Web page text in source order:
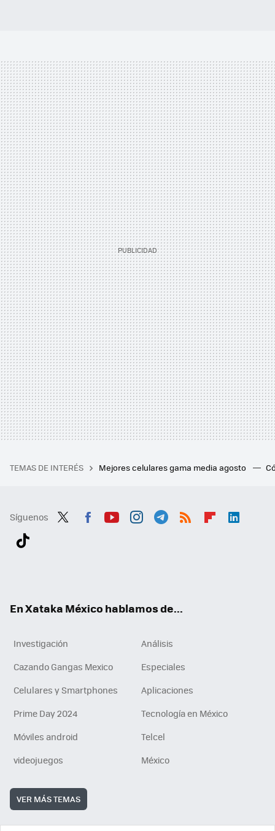
TEMAS DE INTERÉS Mejores celulares gama media agosto
Síguenos
En Xataka México hablamos de...
Investigación
Análisis
Cazando Gangas Mexico
Especiales
Celulares y Smartphones
Aplicaciones
Prime Day 2024
Tecnología en México
Móviles android
Telcel
videojuegos
México
VER MÁS TEMAS